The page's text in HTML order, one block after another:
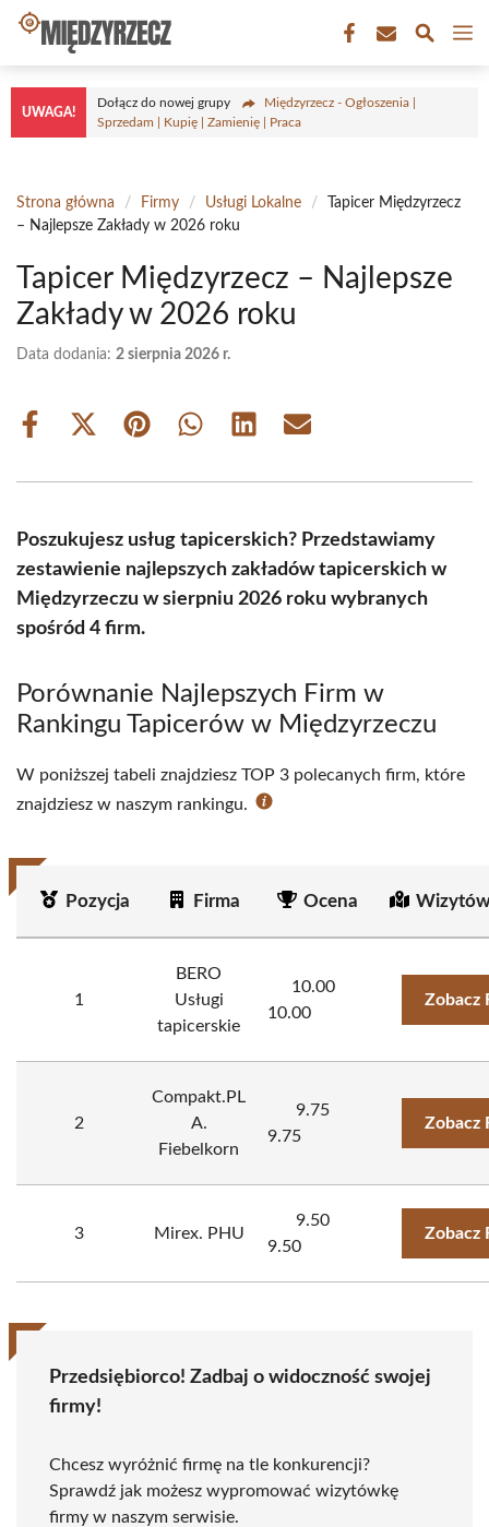
Przejdź
treści
UWAGA!
Dołącz do nowej grupy
Międzyrzecz - Ogłoszenia |
Sprzedam | Kupię | Zamienię | Praca
Strona główna / Firmy / Usługi Lokalne /
Tapicer Międzyrzecz
– Najlepsze Zakłady w 2026 roku
Tapicer Międzyrzecz – Najlepsze
Zakłady w 2026 roku
Data dodania: 2 sierpnia 2026 r.
Share
Share
(Twitter)
Share Share Share Share
Poszukujesz usług tapicerskich? Przedstawiamy
zestawienie najlepszych zakładów tapicerskich w
Międzyrzeczu w sierpniu 2026 roku wybranych
spośród 4 firm.
Porównanie Najlepszych Firm w
Rankingu Tapicerów w Międzyrzeczu
W poniższej tabeli znajdziesz TOP 3 polecanych firm, które
znajdziesz w naszym rankingu.
Pozycja Firma Ocena
1
BERO
Usługi
tapicerskie
10.00
10.00
Zobacz
2
Compakt.PL
A.
Fiebelkorn
9.75
9.75
Zobacz
3 Mirex. PHU
9.50
9.50
Zobacz
Przedsiębiorco! Zadbaj o widoczność swojej
firmy!
Chcesz wyróżnić firmę na tle konkurencji?
Sprawdź jak możesz wypromować wizytówkę
firmy w naszym serwisie.